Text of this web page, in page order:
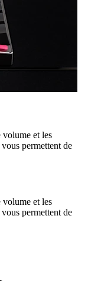
volume et les
permettent de
volume et les
permettent de